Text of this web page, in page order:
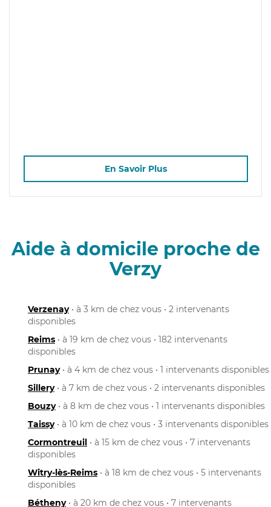
En Savoir Plus
Aide à domicile proche de
Verzy
Verzenay• à 3 km de chez vous • 2 intervenants
disponibles
Reims • à 19 km de chez vous • 182 intervenants
disponibles
Prunay• à 4 km de chez vous • 1 intervenants disponibles
Sillery• à 7 km de chez vous • 2 intervenants disponibles
Bouzy• à 8 km de chez vous • 1 intervenants disponibles
Taissy• à 10 km de chez vous • 3 intervenants disponibles
Cormontreuil • à 15 km de chez vous • 7 intervenants
disponibles
Witry-lès-Reims • à 18 km de chez vous • 5 intervenants
disponibles
Bétheny• à 20 km de chez vous • 7 intervenants